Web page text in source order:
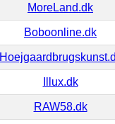
MoreLand.dk
Boboonline.dk
Illux.dk
RAW58.dk